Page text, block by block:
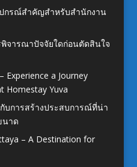
กรณ์สำคัญสำหรับสำนักงาน
จารณาปัจจัยใดก่อนตัดสินใจ
Experience a Journey
Homestay Yuva
บการสร้างประสบการณ์ที่น่า
นาด
– A Destination for